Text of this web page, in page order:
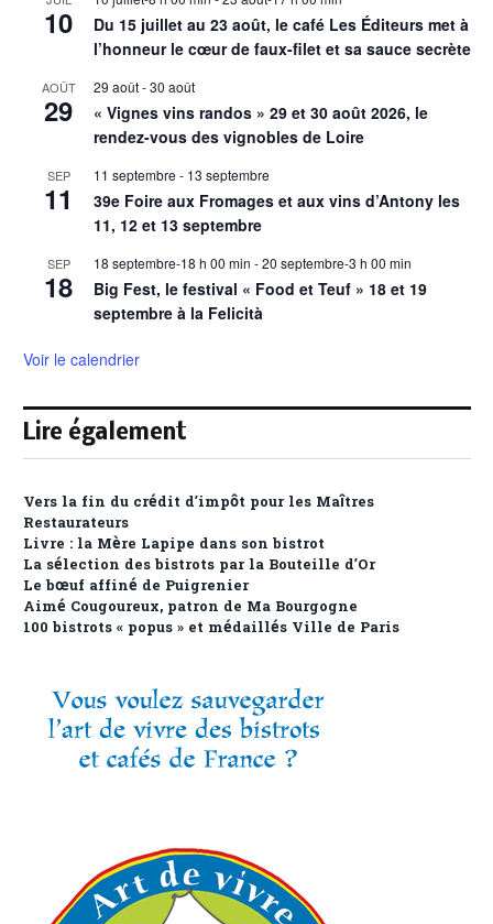
10
Du 15 juillet au 23 août, le café Les Éditeurs met à
l’honneur le cœur de faux-filet et sa sauce secrète
AOÛT
29
29 août-30 août
« Vignes vins randos » 29 et 30 août 2026, le
rendez-vous des vignobles de Loire
SEP
11
11 septembre - 13 septembre
39e Foire aux Fromages et aux vins d’Antony les
11, 12 et 13 septembre
SEP
18
18 septembre-18 h 00 min -20 septembre-3 h 00 min
Big Fest, le festival « Food et Teuf » 18 et 19
septembre à la Felicità
Voir le calendrier
Lire également
Vers la fin du crédit d’impôt pour les Maîtres
Restaurateurs
Livre : la Mère Lapipe dans son bistrot
La sélection des bistrots par la Bouteille d’Or
Le bœuf affiné de Puigrenier
Aimé Cougoureux, patron de Ma Bourgogne
100 bistrots « popus » et médaillés Ville de Paris